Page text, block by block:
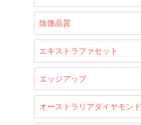
陰微晶質
エキストラファセット
エッジアップ
オーストラリアダイヤモンド